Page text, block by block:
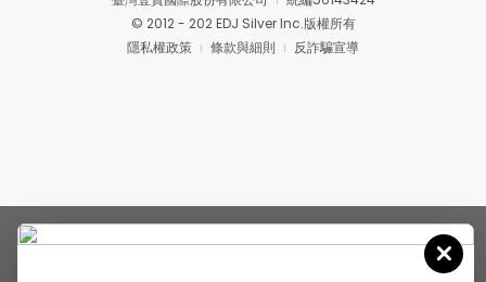
© 2012 - 202 EDJ Silver Inc.版權所有
隱私權政策
條款與細則 反詐騙宣導